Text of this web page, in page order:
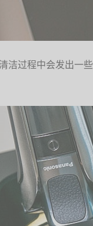
洁过程中会发出一